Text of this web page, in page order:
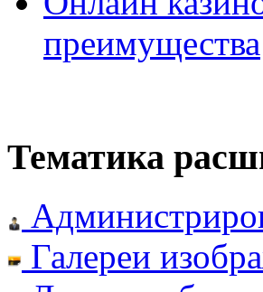
преимущества
Тематика
Галереи